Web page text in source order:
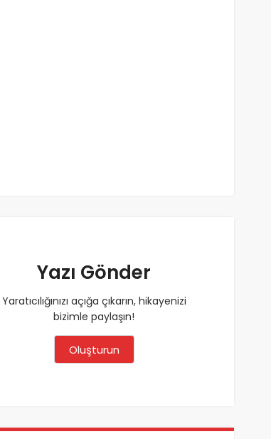
Yazı Gönder
Yaratıcılığınızı açığa çıkarın, hikayenizi
bizimle paylaşın!
Oluşturun